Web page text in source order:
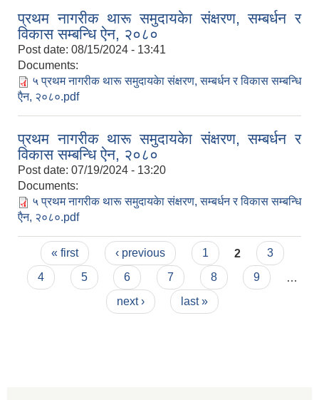
प्रथम नागरीक थारू समुदायकेा संक्षरण, सम्बर्धन र
विकास सम्बन्धि ऐन, २०८०
Post date: 08/15/2024 - 13:41
Documents:
५ प्रथम नागरीक थारू समुदायकेा संक्षरण, सम्बर्धन र विकास सम्बन्धि
एैन, २०८०.pdf
प्रथम नागरीक थारू समुदायकेा संक्षरण, सम्बर्धन र
विकास सम्बन्धि ऐन, २०८०
Post date: 07/19/2024 - 13:20
Documents:
५ प्रथम नागरीक थारू समुदायकेा संक्षरण, सम्बर्धन र विकास सम्बन्धि
एैन, २०८०.pdf
Pages
« first ‹ previous 1 2
3
4
5 6 7 8 9
next ›
last »